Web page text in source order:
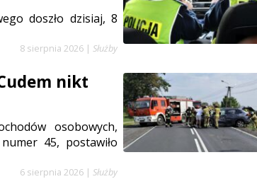
doszło dzisiaj, 8
8 sierpnia 2026 | Służby
nikt
osobowych,
45, postawiło
6 sierpnia 2026 | Służby